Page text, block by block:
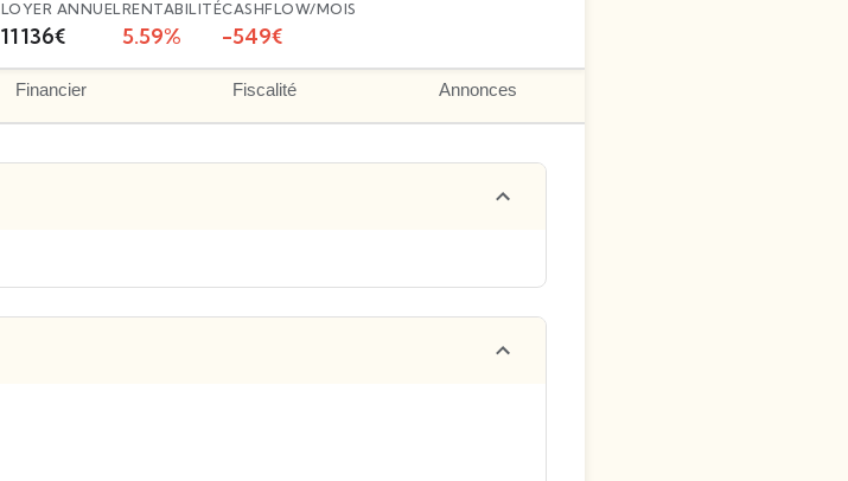
LOYER ANNUEL
11 136€
RENTABILITÉ
5.59%
CASHFLOW/MOIS
-549€
Financier Fiscalité Annonces